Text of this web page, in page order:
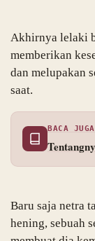
Akhirnya lelaki
memberikan
dan melupakan
saat.
BACA JUGA
Baru saja netra
hening, sebuah